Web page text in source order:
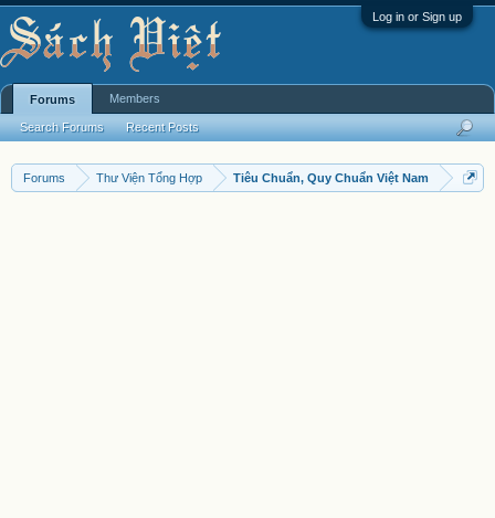
Log in or Sign up
Forums Thư Viện Tổng Hợp Tiêu Chuẩn, Quy Chuẩn Việt Nam
Forums
Search Forums Recent Posts
Members